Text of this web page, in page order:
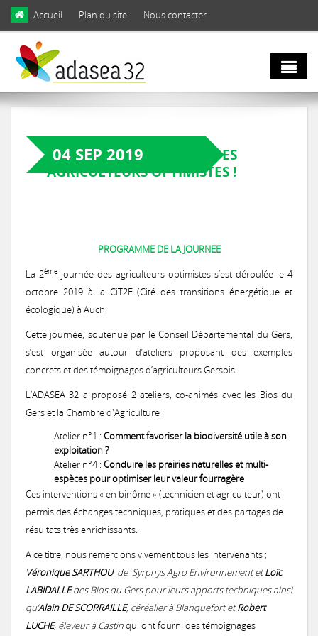
Skip to main content
Accueil Plan du site Nous contacter
Qui sommes
nous ?
Notre engagement
Notre gouvernance
Vie associative
Notre réseau
Témoignages de gestionnaires
On parle de nous !
Les facettes de la biodiversité gersoise
Milieux secs du Gers
Espèces animales du Gers
2017: La Chevêche d’Athéna, chouette de nos campagnes
2017: Paroles de Cistude
Les amphibiens
Les plantes messicoles
La Jacinthe de Rome
LIFE Coteaux Gascons
Natura2000
Formations
Permanences
Vidéos de présentation
écologie
Prairies lauréates
Concours 2026
Appel à concourir
Passage du jury 2026
Appel à concourir
Concours 2022
Mesures agri-environnementales
Formations obligatoires (2023-2027)
MAEC 2026
MAEC 2025
MAEC 2024
Bilan 2024
Paiement pour services environnementaux
PSE 2025
PSE 2020
PSE 2019
Projet "Veau des Prés"
Lutte contre l'érosion
2020 : Érosion : des solutions simples et efficaces
2017: Journée technique : Aménagements hydrauliques et anti-érosifs
Etude: Valorisation des produits issus d'élevage herbager
Projet d'Eco-Pâturage
Notre démarche
Nos compétences
Nos références
Réflexions, exemples
Zones humides
et CATZH Gers
Présentation de la CATZH
Les zones humides
Qu’est-ce que c'est ?
Les types de zones humides du Gers
Missions de la CATZH
Actions de promotion
Amélioration des connaissances
Territoires d'action
Bas-Armagnac
Témoignages
prestations
Expertises et documents d'incidence Loi sur l'Eau
Expertises faune flore habitat
Plan de performance energétique
Annonces
Achats publics
Emplois
04 SEP 2019
4 OCTOBRE: 2E JOURNÉE DES
AGRICULTEURS OPTIMISTES !
PROGRAMME DE LA JOURNEE
La 2ème journée des agriculteurs optimistes s’est déroulée le 4
octobre 2019 à la CiT2E (Cité des transitions énergétique et
écologique) à Auch.
Cette journée, soutenue par le Conseil Départemental du Gers,
s’est organisée autour d’ateliers proposant des exemples
concrets et des témoignages d’agriculteurs Gersois.
L’ADASEA 32 a proposé 2 ateliers, co-animés avec les Bios du
Gers et la Chambre d'Agriculture :
Atelier n°1 : Comment favoriser la biodiversité utile à son
exploitation ?
Atelier n°4 : Conduire les prairies naturelles et multi-
espèces pour optimiser leur valeur fourragère
Ces interventions « en binôme » (technicien et agriculteur) ont
permis des échanges techniques, pratiques et des partages de
résultats très enrichissants.
A ce titre, nous remercions vivement tous les intervenants ;
Véronique SARTHOUde Syrphys Agro Environnement etLoïc
LABIDALLEdes Bios du Gers pour leurs apports techniques ainsi
qu’Alain DE SCORRAILLE, céréalier à Blanquefort etRobert
LUCHE, éleveur à Castinqui ont fourni des témoignages